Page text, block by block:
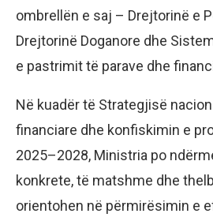
ombrellën e saj – Drejtorinë e
Drejtorinë Doganore dhe
e pastrimit të parave dhe
Në kuadër të Strategjisë
financiare dhe konfiskimin e
2025–2028, Ministria po
konkrete, të matshme dhe
orientohen në përmirësimin e